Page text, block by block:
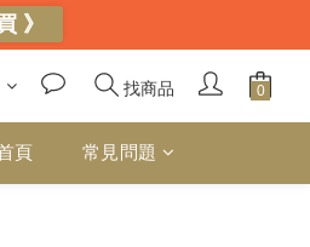
找商品
頁 常見問題
》